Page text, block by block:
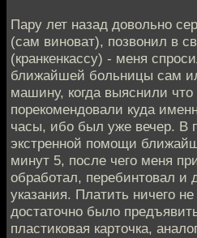
Пару лет назад довольно
(сам виноват), позвонил в
(кранкенкассу) - меня
ближайшей больницы сам
машину, когда выяснили
порекомендовали куда
часы, ибо был уже вечер. В
экстренной помощи
минут 5, после чего меня
обработал, перебинтовал и
указания. Платить ничего
достаточно было
пластиковая карточка,